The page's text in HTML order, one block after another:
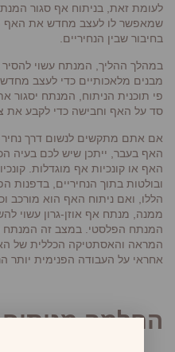
לעומת זאת, בניתוח אף סגור
שמאפשר לו לעצב מחדש את האף
בחיבור שבין הנחיריים.
במהלך ההליך, המנתח עשוי
מבנים מלאכותיים כדי לעצב
פי תוכנית הניתוח, המנתח יסגור
סד על האף וחבישה כדי לקבע את
אם אתם מתקשים לנשום דרך
האף בעבר, ייתכן שיש לכם בעיה
האף או קונכיות אף מוגדלות.
ובולטות בתוך הנחיריים, בדפנות
הללו, ואם ניתוח האף הוא מורכב
ממנה, מנתח אף אוזן-גרון עשוי
המנתח הפלסטי. במצב זה המנתח
המראה והאסתטיקה הכללית של
אחראי על העבודה הפנימית יותר
החלמה